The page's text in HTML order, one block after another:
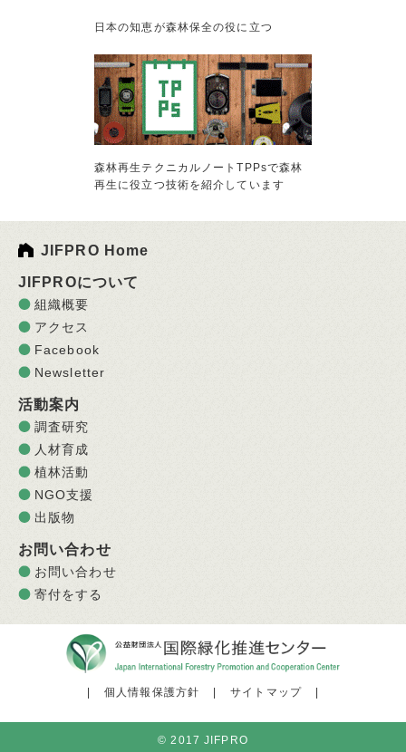
日本の知恵が森林保全の役に立つ
森林再生テクニカルノートTPPsで森林
再生に役立つ技術を紹介しています
JIFPRO Home
JIFPROについて
組織概要
アクセス
Facebook
Newsletter
活動案内
調査研究
人材育成
植林活動
NGO支援
出版物
お問い合わせ
お問い合わせ
寄付をする
個人情報保護方針 サイトマップ
© 2017 JIFPRO